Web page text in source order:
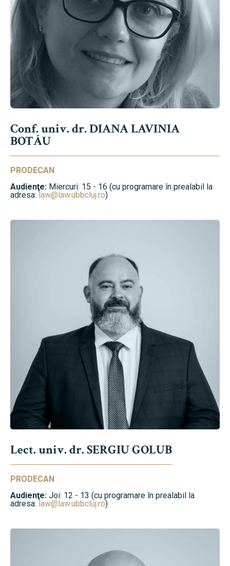
Conf. univ. dr. DIANA LAVINIA
BOTĂU
PRODECAN
Audienţe: Miercuri: 15 - 16 (cu programare în prealabil la
adresa: law@law.ubbcluj.ro)
Lect. univ. dr. SERGIU GOLUB
PRODECAN
Audienţe: Joi: 12 - 13 (cu programare în prealabil la
adresa:law@law.ubbcluj.ro)